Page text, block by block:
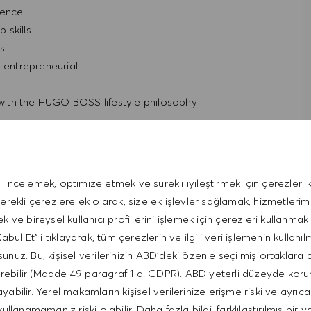
incelemek, optimize etmek ve sürekli iyileştirmek için çerezleri
çerezlere ek olarak, size ek işlevler sağlamak,
ve bireysel kullanıcı profillerini işlemek için çerezleri
Et" i tıklayarak, tüm çerezlerin ve ilgili veri işlemenin
Bu, kişisel verilerinizin ABD'deki özenle seçilmiş ortaklara
(Madde 49 paragraf 1 a. GDPR). ABD yeterli düzeyde
Yerel makamların kişisel verilerinize erişme riski ve
skills
the HUGO BOSS lifestyle philosophy